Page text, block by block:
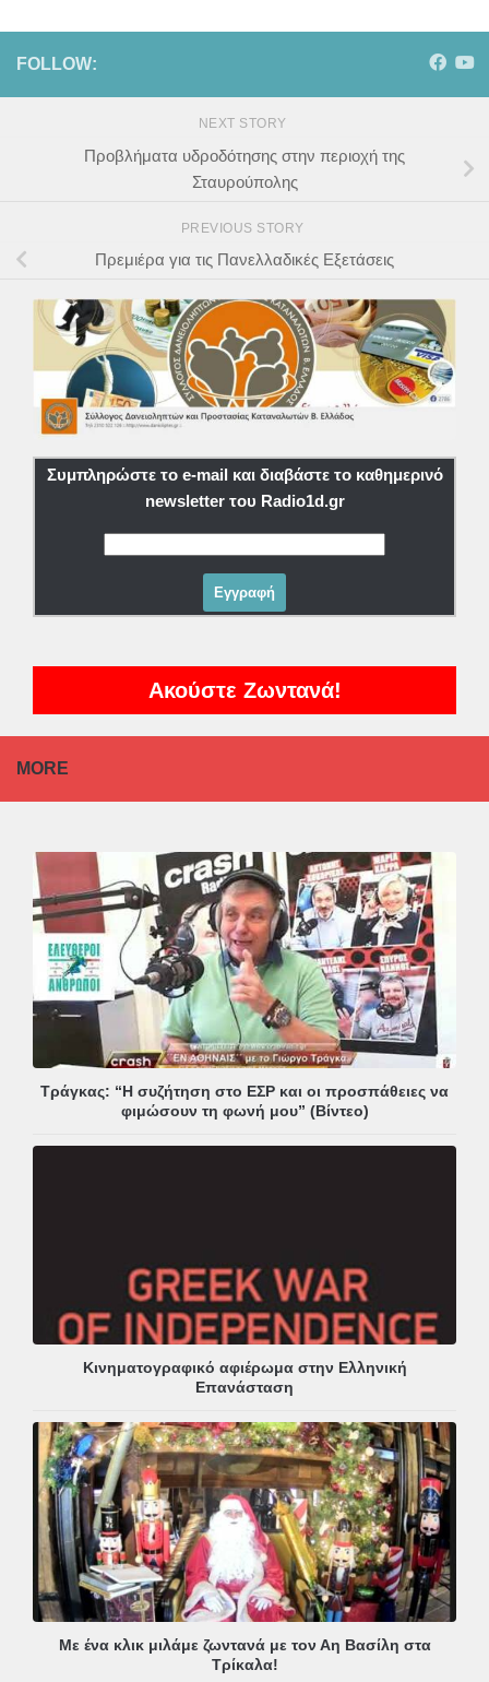
FOLLOW:
NEXT STORY
Προβλήματα υδροδότησης στην περιοχή της
Σταυρούπολης
PREVIOUS STORY
Πρεμιέρα για τις Πανελλαδικές Εξετάσεις
Συμπληρώστε το e-mail και διαβάστε το καθημερινό
newsletter του Radio1d.gr
Ακούστε Ζωντανά!
MORE
Τράγκας: “Η συζήτηση στο ΕΣΡ και οι προσπάθειες να
φιμώσουν τη φωνή μου” (Βίντεο)
Κινηματογραφικό αφιέρωμα στην Ελληνική
Επανάσταση
Με ένα κλικ μιλάμε ζωντανά με τον Αη Βασίλη στα
Τρίκαλα!